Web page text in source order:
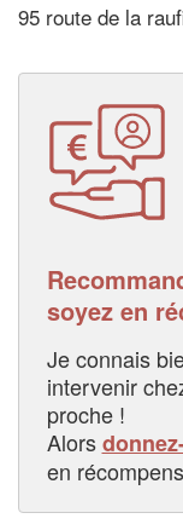
95 route de la
soyez en
Je connais
intervenir
proche !
Alors
en